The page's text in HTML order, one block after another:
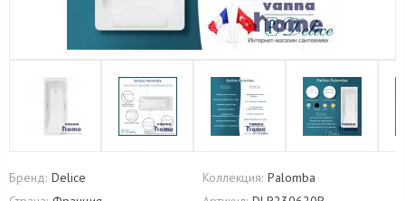
Бренд: Delice Коллекция: Palomba